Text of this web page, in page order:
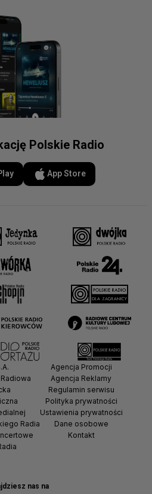
Polskie Radio
App Store
nas na
Radia
Agencja Promocji
Agencja Reklamy
Regulamin serwisu
Polityka prywatności
Ustawienia prywatności
Dane osobowe
Kontakt